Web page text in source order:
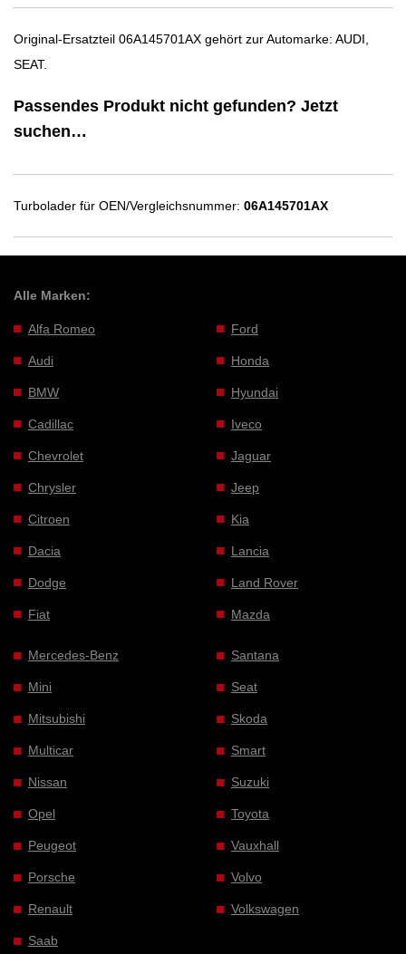
Original-Ersatzteil 06A145701AX gehört zur Automarke: AUDI,
SEAT.
Passendes Produkt nicht gefunden? Jetzt
suchen…
Turbolader für OEN/Vergleichsnummer: 06A145701AX
Alle Marken:
Alfa Romeo
Audi
BMW
Cadillac
Chevrolet
Chrysler
Citroen
Dacia
Dodge
Fiat
Ford
Honda
Hyundai
Iveco
Jaguar
Jeep
Kia
Lancia
Land Rover
Mazda
Mercedes-Benz
Mini
Mitsubishi
Multicar
Nissan
Opel
Peugeot
Porsche
Renault
Saab
Santana
Seat
Skoda
Smart
Suzuki
Toyota
Vauxhall
Volvo
Volkswagen